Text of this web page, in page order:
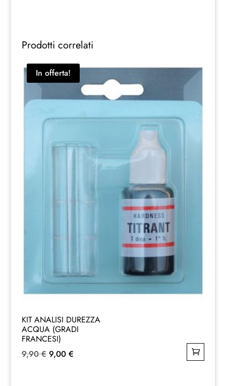
Prodotti correlati
In offerta!
KIT ANALISI DUREZZA
ACQUA (GRADI
FRANCESI)
9,90€ Il
9,00 €Il